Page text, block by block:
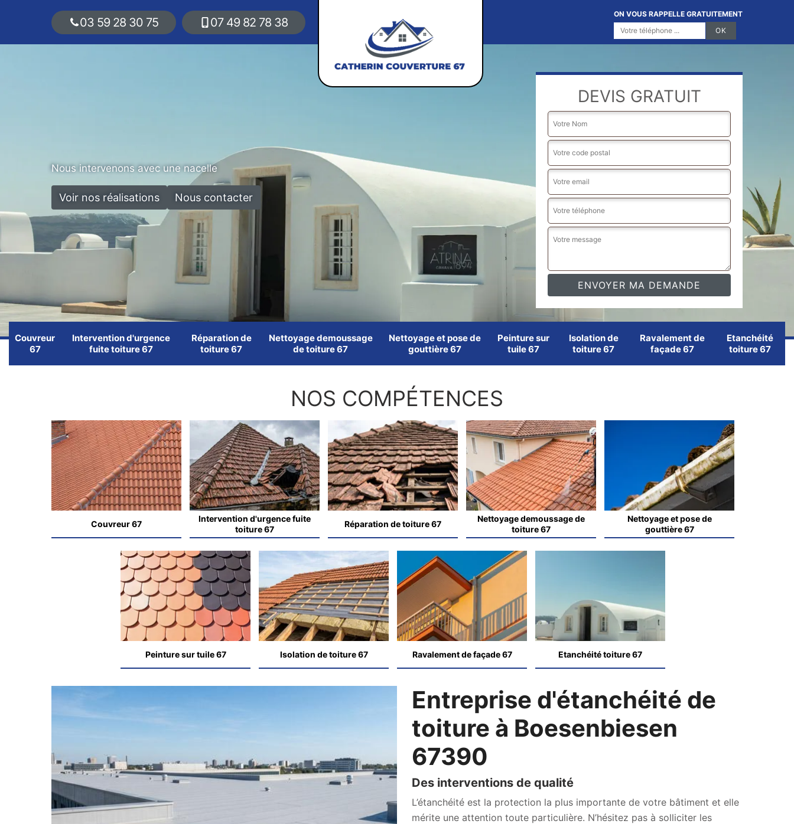
03 59 28 30 75 07 49 82 78 38
ON VOUS RAPPELLE GRATUITEMENT
Nous intervenons avec une nacelle
Voir nos réalisations Nous contacter
DEVIS GRATUIT
Couvreur
67
Intervention d'urgence
fuite toiture 67
Réparation de
toiture 67
Nettoyage demoussage
de toiture 67
Nettoyage et pose de
gouttière 67
Peinture sur
tuile 67
Isolation de
toiture 67
Ravalement de
façade 67
Etanchéité
toiture 67
NOS COMPÉTENCES
Couvreur 67
Intervention d'urgence fuite
toiture 67
Réparation de toiture 67
Nettoyage demoussage de
toiture 67
Nettoyage et pose de
gouttière 67
Peinture sur tuile 67 Isolation de toiture 67 Ravalement de façade 67 Etanchéité toiture 67
Entreprise d'étanchéité de
toiture à Boesenbiesen
67390
Des interventions de qualité
L’étanchéité est la protection la plus importante de votre bâtiment et elle
mérite une attention toute particulière. N’hésitez pas à solliciter les